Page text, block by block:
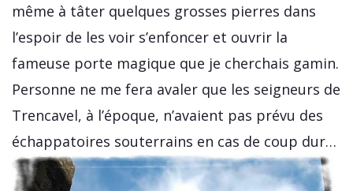
même à tâter quelques grosses pierres dans
l’espoir de les voir s’enfoncer et ouvrir la
fameuse porte magique que je cherchais gamin.
Personne ne me fera avaler que les seigneurs de
Trencavel, à l’époque, n’avaient pas prévu des
échappatoires souterrains en cas de coup dur…